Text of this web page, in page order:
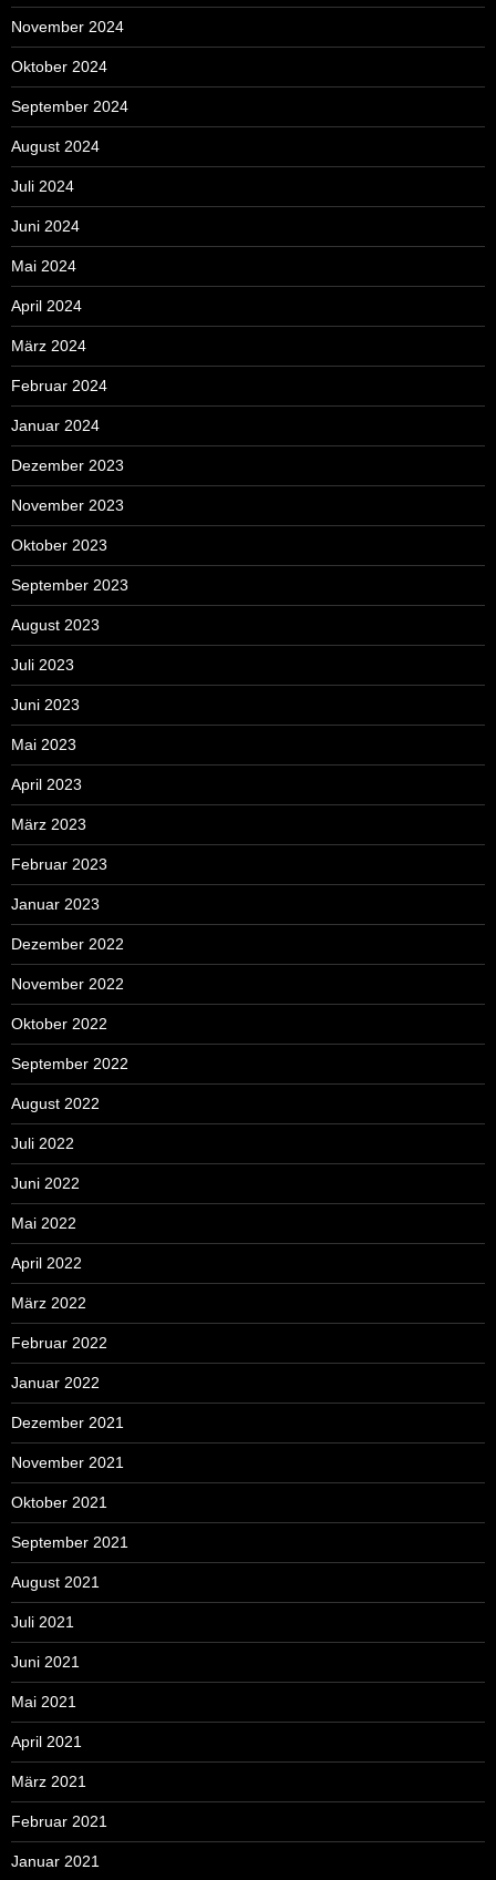
November 2024
Oktober 2024
September 2024
August 2024
Juli 2024
Juni 2024
Mai 2024
April 2024
März 2024
Februar 2024
Januar 2024
Dezember 2023
November 2023
Oktober 2023
September 2023
August 2023
Juli 2023
Juni 2023
Mai 2023
April 2023
März 2023
Februar 2023
Januar 2023
Dezember 2022
November 2022
Oktober 2022
September 2022
August 2022
Juli 2022
Juni 2022
Mai 2022
April 2022
März 2022
Februar 2022
Januar 2022
Dezember 2021
November 2021
Oktober 2021
September 2021
August 2021
Juli 2021
Juni 2021
Mai 2021
April 2021
März 2021
Februar 2021
Januar 2021